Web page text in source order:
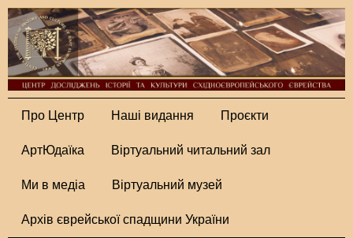
Про Центр Наші видання Проєкти
АртЮдаїка Віртуальний читальний зал
Ми в медіа Віртуальний музей
Архів єврейської спадщини України